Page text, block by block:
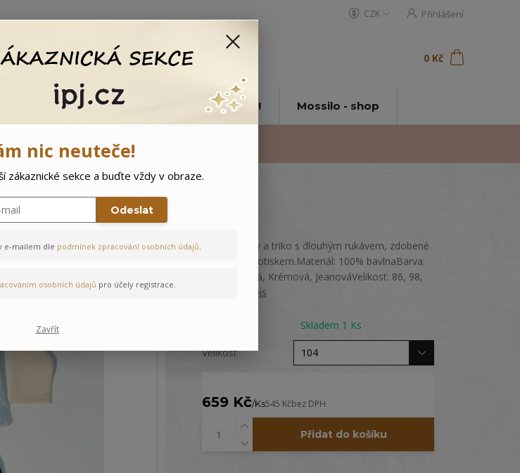
CZK Přihlášení
Hledat 0 Kč
Ostatní 🌲 Vítejte ve světě Mossilo! Mossilo - shop
Dětské džíny a triko s dlouhým rukávem, zdobené
výšivkou a potiskem.Materiál: 100% bavlnaBarva:
Světle modrá, Krémová, JeanováVelikost: 86, 98,
celý popis
Skladem 1 Ks
Velikost
659 Kč/Ks545 Kčbez DPH
Přidat do košíku
nic neuteče!
zákaznické sekce a buďte vždy v obraze.
Odeslat
e-mailem dle podmínek zpracování osobních údajů.
osobních údajů pro účely registrace.
Zavřít